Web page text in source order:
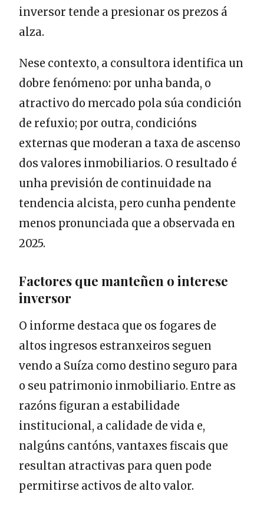
inversor tende a presionar os prezos á
alza.
Nese contexto, a consultora identifica un
dobre fenómeno: por unha banda, o
atractivo do mercado pola súa condición
de refuxio; por outra, condicións
externas que moderan a taxa de ascenso
dos valores inmobiliarios. O resultado é
unha previsión de continuidade na
tendencia alcista, pero cunha pendente
menos pronunciada que a observada en
2025.
Factores que manteñen o interese
inversor
O informe destaca que os fogares de
altos ingresos estranxeiros seguen
vendo a Suíza como destino seguro para
o seu patrimonio inmobiliario. Entre as
razóns figuran a estabilidade
institucional, a calidade de vida e,
nalgúns cantóns, vantaxes fiscais que
resultan atractivas para quen pode
permitirse activos de alto valor.